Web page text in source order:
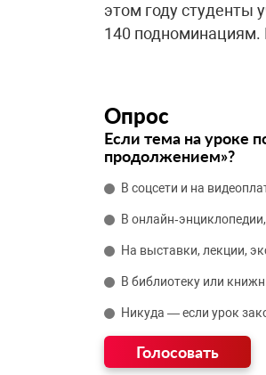
этом году студенты
140 подноминациям.
Опрос
Если тема на уроке
продолжением»?
В соцсети и на
В
На выставки, лекции,
В библиотеку или
Никуда — если урок